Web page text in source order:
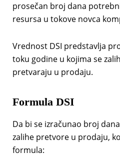
prosečan broj dana
resursa u tokove novca
Vrednost DSI predstavlja
toku godine u kojima se
pretvaraju u prodaju.
Formula DSI
Da bi se izračunao broj
zalihe pretvore u prodaju,
formula: